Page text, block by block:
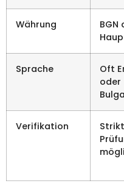
Währung
BGN
Sprache
Oft
oder
Verifikation